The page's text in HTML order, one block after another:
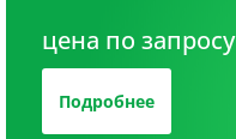
цена по запросу
Подробнее